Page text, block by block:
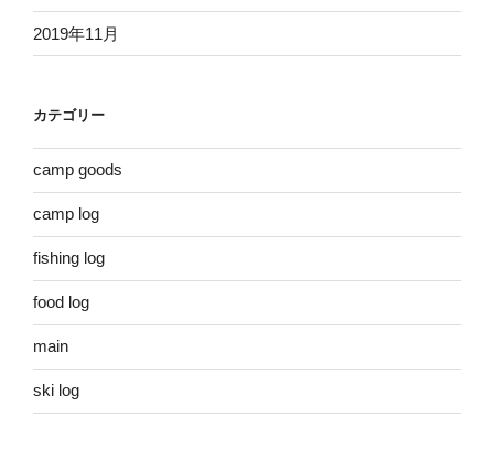
2019年11月
カテゴリー
camp goods
camp log
fishing log
food log
main
ski log